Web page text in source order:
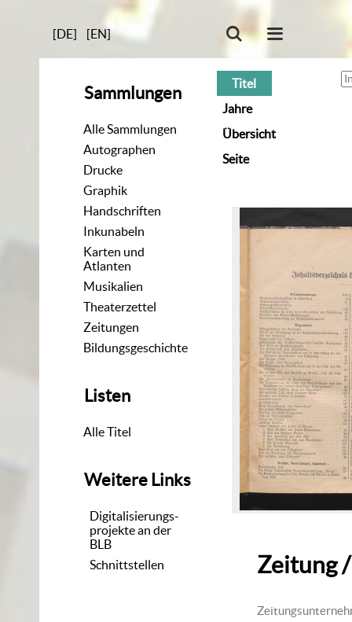
[DE] [EN]
Sammlungen
Alle Sammlungen
Autographen
Drucke
Graphik
Handschriften
Inkunabeln
Karten und
Atlanten
Musikalien
Theaterzettel
Zeitungen
Bildungsgeschichte
Listen
Alle Titel
Weitere Links
Digitalisierungs-
projekte an der
BLB
Schnittstellen
Titel
Jahre
Übersicht
Seite
Zeitung